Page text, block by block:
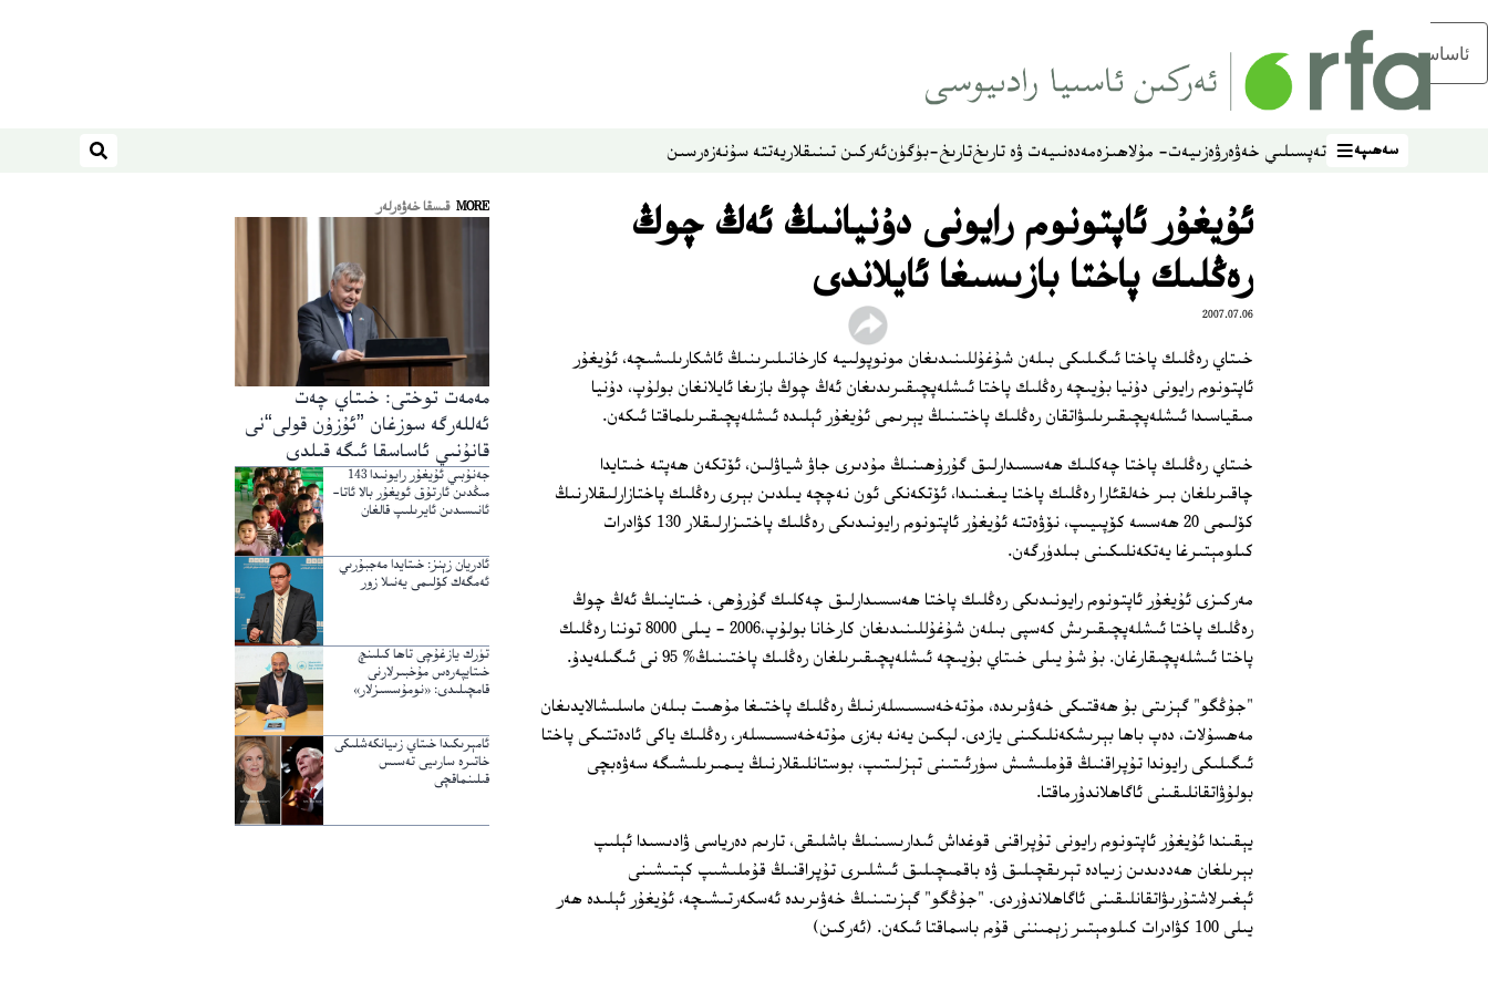
ئاساسلىق مەزمۇنغا ئاتلاڭ
سەھىپە
سەھىپە تەپسىلىي خەۋەرۋەزىيەت- مۇلاھىزەمەدەنىيەت ۋە تارىختارىخ-بۈگۈنئەركىن تىنىقلاريەتتە سۇنەزەرسىن ئىزدەش
ئۇيغۇر ئاپتونوم رايونى دۇنيانىڭ ئەڭ چوڭ
رەڭلىك پاختا بازىسىغا ئايلاندى
2007.07.06
خىتاي رەڭلىك پاختا ئىگىلىكى بىلەن شۇغۇللىنىدىغان مونوپولىيە كارخانىلىرىنىڭ ئاشكارىلىشىچە، ئۇيغۇر
ئاپتونوم رايونى دۇنيا بۇيىچە رەڭلىك پاختا ئىشلەپچىقىرىدىغان ئەڭ چوڭ بازىغا ئايلانغان بولۇپ، دۇنيا
مىقياسىدا ئىشلەپچىقىرىلىۋاتقان رەڭلىك پاختىنىڭ يېرىمى ئۇيغۇر ئېلىدە ئىشلەپچىقىرىلماقتا ئىكەن.
خىتاي رەڭلىك پاختا چەكلىك ھەسسىدارلىق گۇرۇھىنىڭ مۇدىرى جاۋ شياۋلىن، ئۆتكەن ھەپتە خىتايدا
چاقىرىلغان بىر خەلقئارا رەڭلىك پاختا يىغىنىدا، ئۆتكەنكى ئون نەچچە يىلدىن بېرى رەڭلىك پاختازارلىقلارنىڭ
كۆلىمى 20 ھەسسە كۆپىيىپ، نۆۋەتتە ئۇيغۇر ئاپتونوم رايونىدىكى رەڭلىك پاختىزارلىقلار 130 كۋادرات
كىلومېتىرغا يەتكەنلىكىنى بىلدۈرگەن.
مەركىزى ئۇيغۇر ئاپتونوم رايونىدىكى رەڭلىك پاختا ھەسسىدارلىق چەكلىك گۇرۇھى، خىتاينىڭ ئەڭ چوڭ
رەڭلىك پاختا ئىشلەپچىقىرىش كەسپى بىلەن شۇغۇللىنىدىغان كارخانا بولۇپ،2006 - يىلى 8000 توننا رەڭلىك
پاختا ئىشلەپچىقارغان. بۇ شۇ يىلى خىتاي بۇيىچە ئىشلەپچىقىرىلغان رەڭلىك پاختىنىڭ% 95 نى ئىگىلەيدۇ.
"جۇڭگو" گېزىتى بۇ ھەقتىكى خەۋىرىدە، مۇتەخەسسىسلەرنىڭ رەڭلىك پاختىغا مۇھىت بىلەن ماسلىشالايدىغان
مەھسۇلات، دەپ باھا بېرىشكەنلىكىنى يازدى. لېكىن يەنە بەزى مۇتەخەسسىسلەر، رەڭلىك ياكى ئادەتتىكى پاختا
ئىگىلىكى رايوندا تۇپراقنىڭ قۇملىشىش سۈرئىتىنى تېزلىتىپ، بوستانلىقلارنىڭ يىمىرىلىشىگە سەۋەبچى
بولۇۋاتقانلىقىنى ئاگاھلاندۇرماقتا.
يېقىندا ئۇيغۇر ئاپتونوم رايونى تۇپراقنى قوغداش ئىدارىسىنىڭ باشلىقى، تارىم دەرياسى ۋادىسىدا ئېلىپ
بېرىلغان ھەددىدىن زىيادە تېرىقچىلىق ۋە باقمىچىلىق ئىشلىرى تۇپراقنىڭ قۇملىشىپ كېتىشىنى
ئېغىرلاشتۇرىۋاتقانلىقىنى ئاگاھلاندۇردى. "جۇڭگو" گېزىتىنىڭ خەۋىرىدە ئەسكەرتىشىچە، ئۇيغۇر ئېلىدە ھەر
يىلى 100 كۋادرات كىلومېتىر زېمىننى قۇم باسماقتا ئىكەن. (ئەركىن)
MORE قىسقا خەۋەرلەر
مەمەت توختى: خىتاي چەت
ئەللەرگە سوزغان ”ئۇزۇن قولى“نى
قانۇنىي ئاساسقا ئىگە قىلدى
جەنۇبىي ئۇيغۇر رايونىدا 143
مىڭدىن ئارتۇق ئويغۇر بالا ئاتا-
ئانىسىدىن ئايرىلىپ قالغان
ئادريان زېنز: خىتايدا مەجبۇرىي
ئەمگەك كۆلىمى يەنىلا زور
تۈرك يازغۇچى تاھا كىلىنچ
خىتايپەرەس مۇخبىرلارنى
قامچىلىدى: «نومۇسسىزلار»
ئامېرىكىدا خىتاي زىيانكەشلىكى
خاتىرە سارىيى تەسىس
قىلىنماقچى